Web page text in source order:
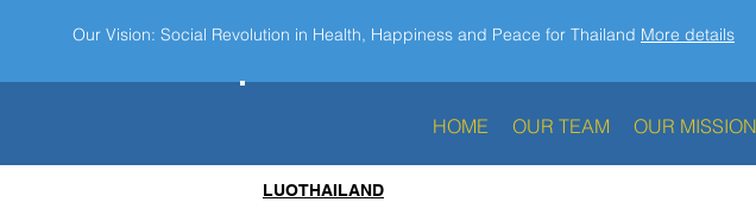
Our Vision: Social Revolution in Health, Happiness and Peace for Thailand More details
HOME OUR TEAM OUR
LUOTHAILAND